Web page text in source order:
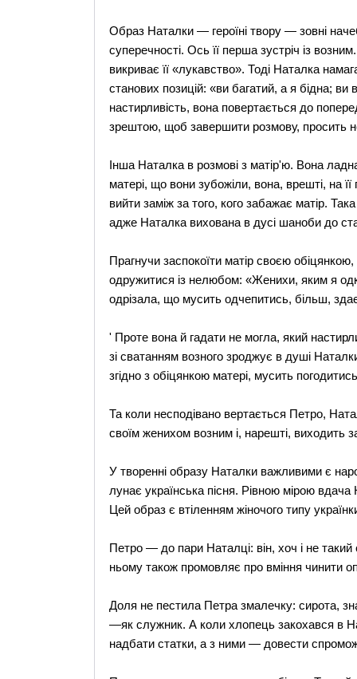
Образ Наталки — героїні твору — зовні
суперечності. Ось її перша зустріч із
викриває її «лукавство». Тоді Наталка
станових позицій: «ви багатий, а я бідна;
настирливість, вона повертається до
зрештою, щоб завершити розмову, просить
Інша Наталка в розмові з матір'ю. Вона
матері, що вони зубожіли, вона, врешті, на
вийти заміж за того, кого забажає матір.
адже Наталка вихована в дусі шаноби до
Прагнучи заспокоїти матір своєю
одружитися із нелюбом: «Женихи, яким я
одрізала, що мусить одчепитись, більш,
' Проте вона й гадати не могла, який
зі сватанням возного зроджує в душі
згідно з обіцянкою матері, мусить
Та коли несподівано вертається Петро,
своїм женихом возним і, нарешті, виходить
У творенні образу Наталки важливими є
лунає українська пісня. Рівною мірою
Цей образ є втіленням жіночого типу
Петро — до пари Наталці: він, хоч і не
ньому також промовляє про вміння чинити
Доля не пестила Петра змалечку: сирота,
—як служник. А коли хлопець закохався в
надбати статки, а з ними — довести